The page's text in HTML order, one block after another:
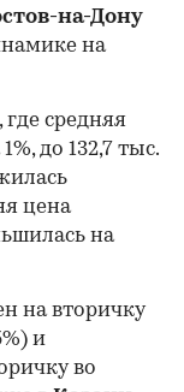
на-Дону
на
, где средняя
до 132,7 тыс.
цена
на
на вторичку
и
во